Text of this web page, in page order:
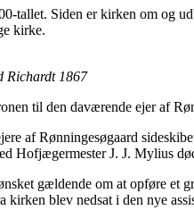
tallet. Siden er kirken om og
kirke.
Richardt 1867
til den daværende ejer af
af Rønningesøgaard
Hofjægermester J. J. Mylius
gældende om at opføre
kirken blev nedsat i den nye